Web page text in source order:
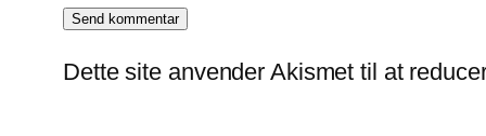
Dette site anvender Akismet til at